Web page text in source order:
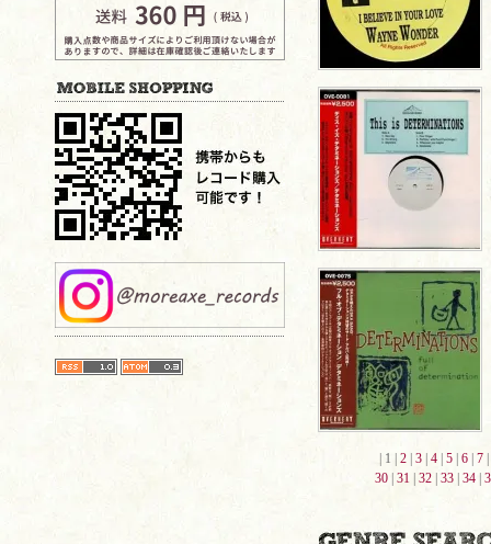
| 1 | 2 3 4 5 6 7
30| 31| 32| 33| 34|